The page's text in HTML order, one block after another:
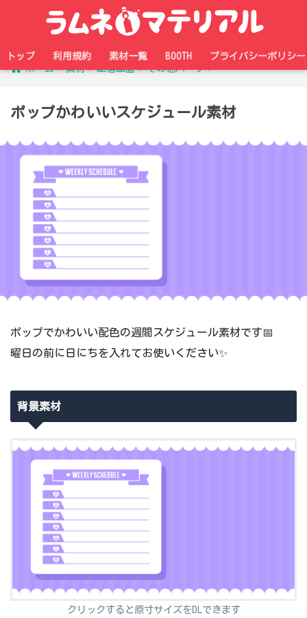
トップ 利用規約 素材一覧 BOOTH
プライバシーポリシー
ホーム
素材 配信画面 その他パーツ
ポップかわいいスケジュール素材
ポップでかわいい配色の週間スケジュール素材です📅
曜日の前に日にちを入れてお使いください✨
背景素材
クリックすると原寸サイズをDLできます